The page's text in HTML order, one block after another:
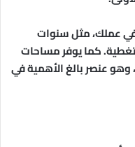
في عملك، مثل سنوات
كما يوفر مساحات
عنصر بالغ الأهمية في